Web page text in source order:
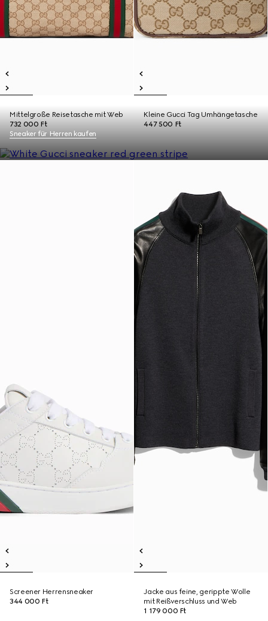
Mittelgroße Reisetasche mit Web
732 000 Ft
Kleine Gucci Tag Umhängetasche
447 500 Ft
Sneaker für Herren kaufen
Screener Herrensneaker
344 000 Ft
Jacke aus feine, gerippte Wolle
mit Reißverschluss und Web
1 179 000 Ft